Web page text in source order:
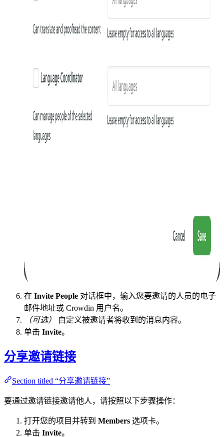
在 Invite People 对话框中，输入您要邀请的人员的电子
邮件地址或 Crowdin 用户名。
（可选）
自定义被邀请者将收到的消息内容。
单击 Invite。
分享邀请链接
Section titled “分享邀请链接”
要通过邀请链接邀请他人，请按照以下步骤操作：
打开您的项目并转到 Members 选项卡。
单击 Invite。